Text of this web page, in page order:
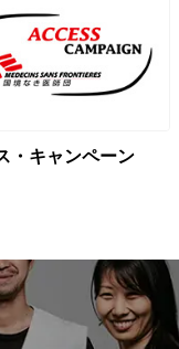
・キャンペーン